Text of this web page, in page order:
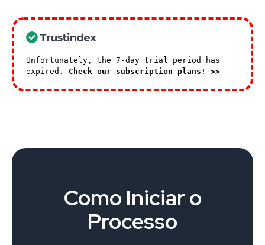
Unfortunately, the 7-day trial period has
expired. Check our subscription plans! >>
Como Iniciar o
Processo